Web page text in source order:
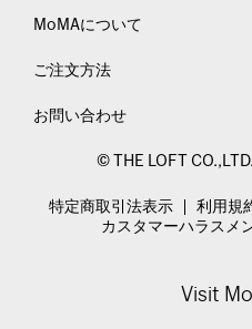
MoMAについて
ご注文方法
お問い合わせ
© THE LOFT
特定商取引法表示 利用規
カスタマーハラスメ
Visit